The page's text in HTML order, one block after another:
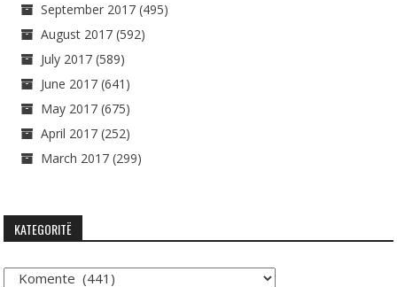
September 2017 (495)
August 2017 (592)
July 2017 (589)
June 2017 (641)
May 2017 (675)
April 2017 (252)
March 2017 (299)
KATEGORITË
Kategoritë